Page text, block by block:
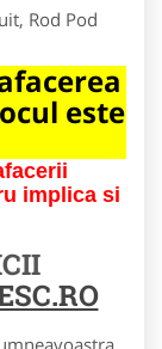
Rod Pod
este
implica si